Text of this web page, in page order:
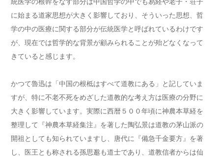
に始まる道家思想が大きく影響しており、そういった思想、哲
学の中の医療に関する部分が伝統医学と呼ばれているわけです
が、現在では哲学的な背景が顧みられることが殆どなくなって
きていると感じます。
かつて魯迅は「中国の根柢はすべて道教にある」と記していま
すが、特に不老不死をめざした道教的な考え方は医療の分野に
大きく影響しています。実際に西暦５００年頃に神農本草経を
整理して『神農本草経集注』を著した陶弘景は道教の茅山派の
開祖としても知られていますし、唐代に『備急千金要方』を著
し、医王とも称される孫思邈も道士であり、道教信者からは仙